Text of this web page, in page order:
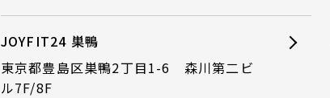
JOYFIT24 巣鴨
東京都豊島区巣鴨2丁目1-6 森川第二ビ
ル7F/8F